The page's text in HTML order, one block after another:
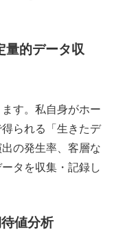
量的データ収
す。私自身がホー
られる「生きたデ
の発生率、客層な
タを収集・記録し
値分析